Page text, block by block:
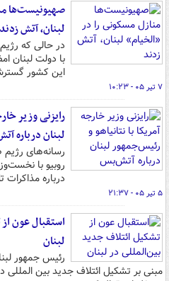
صهیونیست‌ها
لبنان، آتش زدند
در حالی که
با دولت لبنان
این کشور
۷ تیر ۰۵ - ۱۰:۲۳
رایزنی وزیر
لبنان درباره
رسانه‌های رژیم
روبیو با
درباره مذاکرات
۵ تیر ۰۵ - ۲۱:۳۷
استقبال عون
لبنان
رئیس جمهور
مبنی بر تشکیل ائتلاف جدید بین المللی